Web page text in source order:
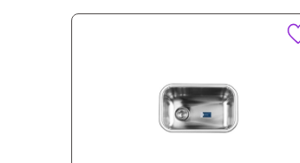
Su material de acero inoxidable
mientras que su diseño moderno se
envío a domicilio o retiro en tienda.